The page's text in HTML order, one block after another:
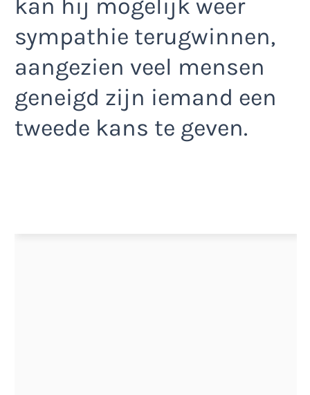
kan hij mogelijk weer
sympathie terugwinnen,
aangezien veel mensen
geneigd zijn iemand een
tweede kans te geven.